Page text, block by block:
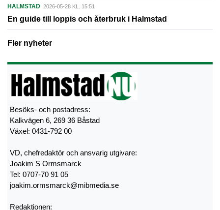
HALMSTAD 2026-05-28 KL. 15:51
En guide till loppis och återbruk i Halmstad
Fler nyheter
Besöks- och postadress:
Kalkvägen 6, 269 36 Båstad
Växel: 0431-792 00
VD, chefredaktör och ansvarig utgivare:
Joakim S Ormsmarck
Tel: 0707-70 91 05
joakim.ormsmarck@mibmedia.se
Redaktionen: